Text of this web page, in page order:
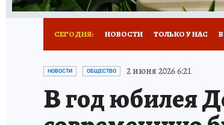
СЕГОДНЯ: НОВОСТИ ТОЛЬКО У НАС
ИСПЫТАНО НА СЕБЕ
НОВОСТИ ОБЩЕСТВО 2 июня 2026 6:21
В год юбилея